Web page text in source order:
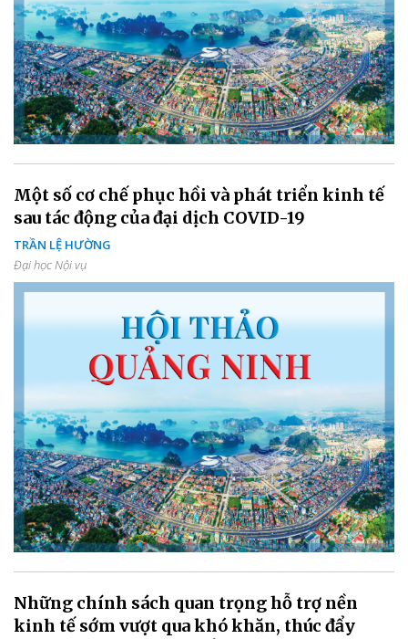
Một số cơ chế phục hồi và phát triển kinh tế
sau tác động của đại dịch COVID-19
TRẦN LỆ HƯỜNG
Đại học Nội vụ
Những chính sách quan trọng hỗ trợ nền
kinh tế sớm vượt qua khó khăn, thúc đẩy